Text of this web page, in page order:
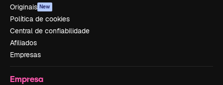
Originais New
Política de cookies
Central de confiabilidade
Afiliados
Empresas
Empresa